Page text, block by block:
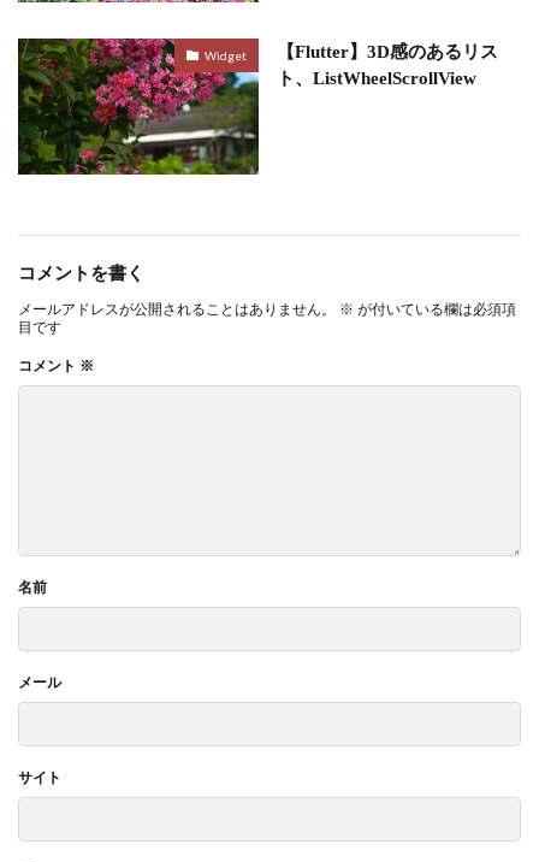
Widget
【Flutter】3D感のあるリス
ト、ListWheelScrollView
コメントを書く
メールアドレスが公開されることはありません。 ※ が付いている欄は必須項
目です
コメント ※
名前
メール
サイト